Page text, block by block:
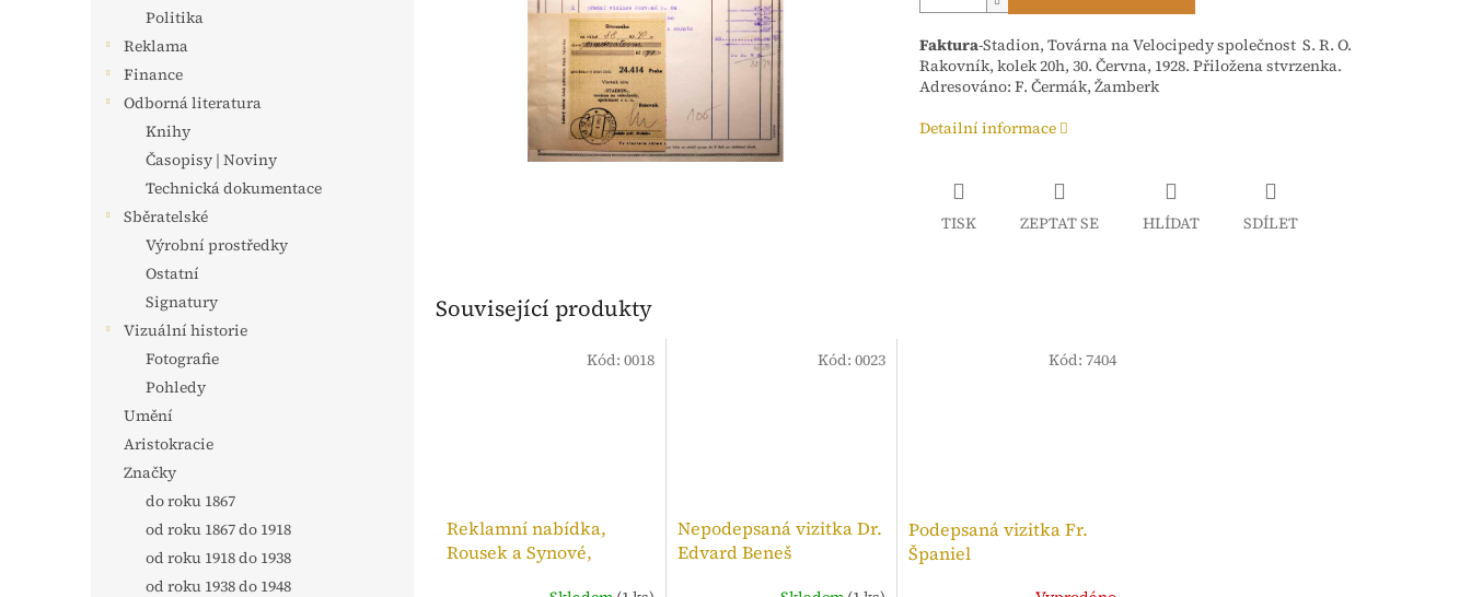
Politika
Reklama
Finance
Odborná literatura
Knihy
Časopisy | Noviny
Technická dokumentace
Sběratelské
Výrobní prostředky
Ostatní
Signatury
Vizuální historie
Fotografie
Pohledy
Umění
Aristokracie
Značky
do roku 1867
od roku 1867 do 1918
od roku 1918 do 1938
od roku 1938 do 1948
Faktura-Stadion, Továrna na Velocipedy společnost S. R. O.
Rakovník, kolek 20h, 30. Června, 1928. Přiložena stvrzenka.
Adresováno: F. Čermák, Žamberk
Detailní informace
TISK ZEPTAT SE HLÍDAT SDÍLET
Související produkty
Reklamní nabídka,
Rousek a Synové,
Kód: 0018
Nepodepsaná vizitka Dr.
Edvard Beneš
Kód: 0023
Podepsaná vizitka Fr.
Španiel
Kód:7404